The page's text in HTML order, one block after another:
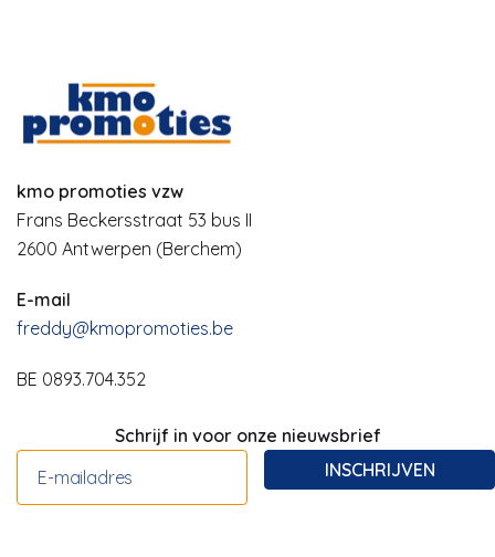
kmo promoties vzw
Frans Beckersstraat 53 bus II
2600 Antwerpen (Berchem)
E-mail
freddy@kmopromoties.be
BE 0893.704.352
Schrijf in voor onze nieuwsbrief
INSCHRIJVEN